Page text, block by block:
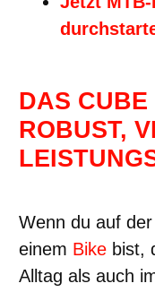
DAS
ROBUST,
Wenn du auf
einem Bike bist,
Alltag als auch